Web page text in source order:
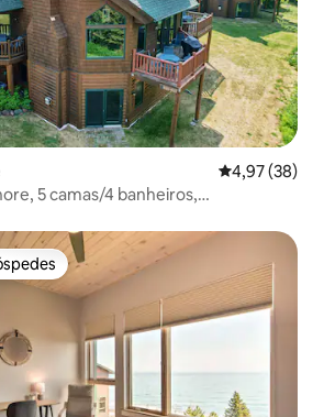
4,97 de uma
4,97 (38)
5 camas/4 banheiros,
dos hóspedes